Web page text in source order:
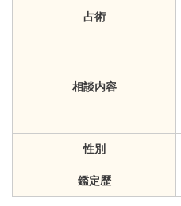
占術
相談内容
性別
鑑定歴